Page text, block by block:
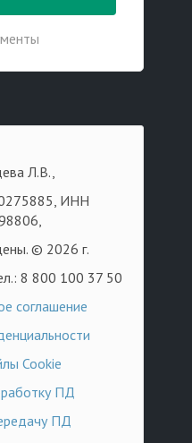
Л.В.,
ИНН
© 2026 г.
8 800 100 37 50
соглашение
Cookie
ПД
ПД